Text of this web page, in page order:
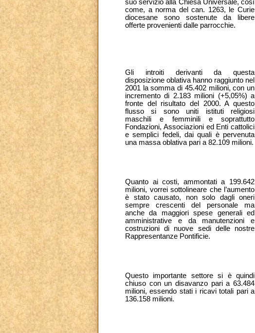
suo servizio alla Chiesa Universale, così
come, a norma del can. 1263, le Curie
diocesane sono sostenute da libere
offerte provenienti dalle parrocchie.
Gli introiti derivanti da questa
disposizione oblativa hanno raggiunto nel
2001 la somma di 45.402 milioni, con un
incremento di 2.183 milioni (+5,05%) a
fronte del risultato del 2000. A questo
flusso si sono uniti istituti religiosi
maschili e femminili e soprattutto
Fondazioni, Associazioni ed Enti cattolici
e semplici fedeli, dai quali è pervenuta
una massa oblativa pari a 82.109 milioni.
Quanto ai costi, ammontati a 199.642
milioni, vorrei sottolineare che l’aumento
è stato causato, non solo dagli oneri
sempre crescenti del personale ma
anche da maggiori spese generali ed
amministrative e da manutenzioni e
costruzioni di nuove sedi delle nostre
Rappresentanze Pontificie.
Questo importante settore si è quindi
chiuso con un disavanzo pari a 63.484
milioni, essendo stati i ricavi totali pari a
136.158 milioni.